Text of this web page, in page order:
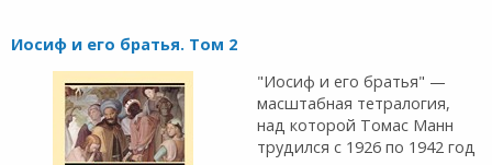
Иосиф и его братья. Том 2
"Иосиф и его братья" —
масштабная тетралогия,
над которой Томас Манн
трудился с 1926 по 1942 год